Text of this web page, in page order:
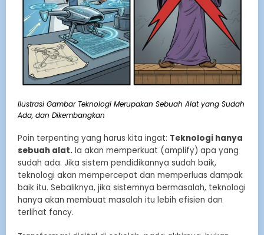
Ilustrasi Gambar Teknologi Merupakan Sebuah Alat yang Sudah
Ada, dan Dikembangkan
Poin terpenting yang harus kita ingat: Teknologi hanya
sebuah alat. Ia akan memperkuat (amplify) apa yang
sudah ada. Jika sistem pendidikannya sudah baik,
teknologi akan mempercepat dan memperluas dampak
baik itu. Sebaliknya, jika sistemnya bermasalah, teknologi
hanya akan membuat masalah itu lebih efisien dan
terlihat fancy.